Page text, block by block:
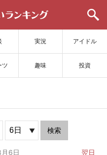
実況 アイドル
ツ 趣味 投資
更新
検索
6日 翌日